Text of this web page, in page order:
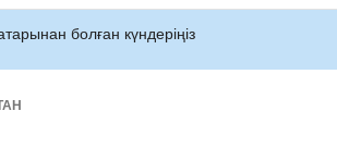
болған күндеріңіз